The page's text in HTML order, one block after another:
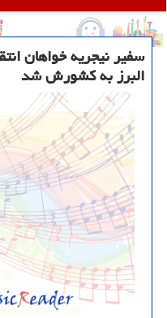
سفیر نیجریه خواهان
البرز به کشورش شد